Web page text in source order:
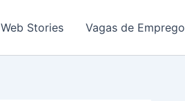
Web Stories Vagas de Emprego